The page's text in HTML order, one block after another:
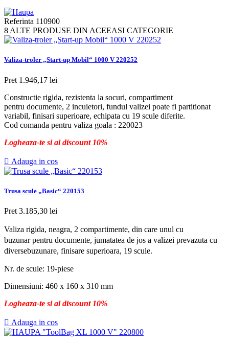
Referinta 110900
8 ALTE PRODUSE DIN ACEEASI CATEGORIE
Valiza-troler „Start-up Mobil“ 1000 V 220252
Pret 1.946,17 lei
Constructie rigida, rezistenta la socuri, compartiment
pentru documente, 2 incuietori, fundul valizei poate fi partitionat
variabil, finisari superioare, echipata cu 19 scule diferite.
Cod comanda pentru valiza goala : 220023
Logheaza-te si ai discount 10%
 Adauga in cos
Trusa scule „Basic“ 220153
Pret 3.185,30 lei
Valiza rigida, neagra, 2 compartimente, din care unul cu
buzunar pentru documente, jumatatea de jos a valizei prevazuta cu
diversebuzunare, finisare superioara, 19 scule.
Nr. de scule: 19-piese
Dimensiuni: 460 x 160 x 310 mm
Logheaza-te si ai discount 10%
 Adauga in cos